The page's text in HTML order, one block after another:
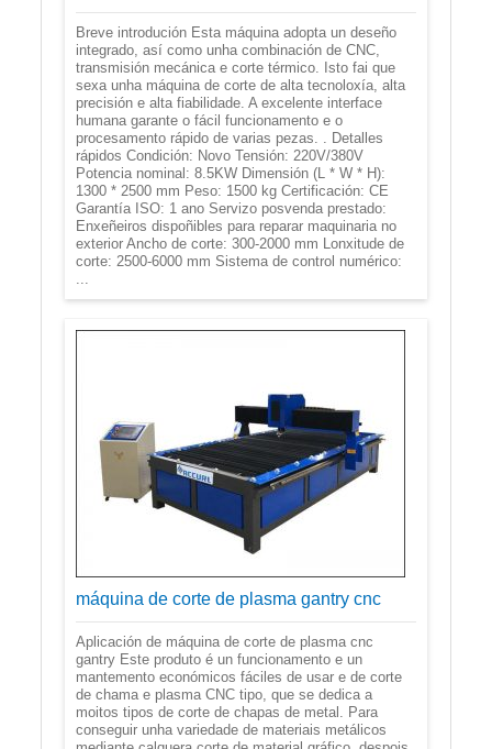
Breve introdución Esta máquina adopta un deseño
integrado, así como unha combinación de CNC,
transmisión mecánica e corte térmico. Isto fai que
sexa unha máquina de corte de alta tecnoloxía, alta
precisión e alta fiabilidade. A excelente interface
humana garante o fácil funcionamento e o
procesamento rápido de varias pezas. . Detalles
rápidos Condición: Novo Tensión: 220V/380V
Potencia nominal: 8.5KW Dimensión (L * W * H):
1300 * 2500 mm Peso: 1500 kg Certificación: CE
Garantía ISO: 1 ano Servizo posvenda prestado:
Enxeñeiros dispoñibles para reparar maquinaria no
exterior Ancho de corte: 300-2000 mm Lonxitude de
corte: 2500-6000 mm Sistema de control numérico:
...
máquina de corte de plasma gantry cnc
Aplicación de máquina de corte de plasma cnc
gantry Este produto é un funcionamento e un
mantemento económicos fáciles de usar e de corte
de chama e plasma CNC tipo, que se dedica a
moitos tipos de corte de chapas de metal. Para
conseguir unha variedade de materiais metálicos